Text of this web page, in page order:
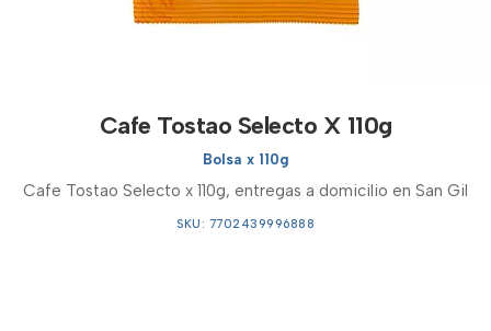
Cafe Tostao Selecto X 110g
Bolsa x 110g
Cafe Tostao Selecto x 110g, entregas a domicilio en San Gil
SKU: 7702439996888